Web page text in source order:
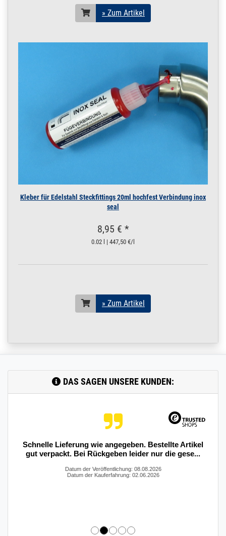
» Zum Artikel
Kleber für Edelstahl Steckfittings 20ml hochfest Verbindung inox
seal
8,95 € *
0.02 l | 447,50 €/l
» Zum Artikel
DAS SAGEN UNSERE KUNDEN:
Schnelle Lieferung wie angegeben. Bestellte Artikel
gut verpackt. Bei Rückgeben leider nur die gese...
Datum der Veröffentlichung: 08.08.2026
Datum der Kauferfahrung: 02.06.2026